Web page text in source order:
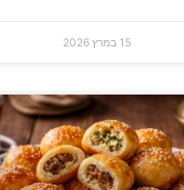
15 במרץ 2026